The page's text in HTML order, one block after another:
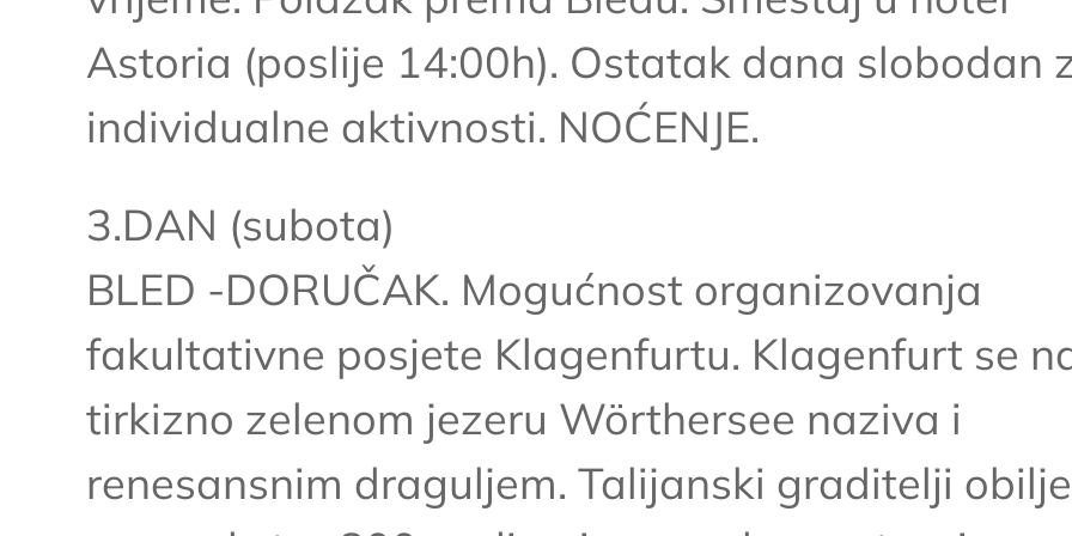
Astoria (poslije 14:00h). Ostatak dana slobodan
individualne aktivnosti. NOĆENJE.
3.DAN (subota)
BLED -DORUČAK. Mogućnost organizovanja
fakultativne posjete Klagenfurtu. Klagenfurt se
tirkizno zelenom jezeru Wörthersee naziva i
renesansnim draguljem. Talijanski graditelji